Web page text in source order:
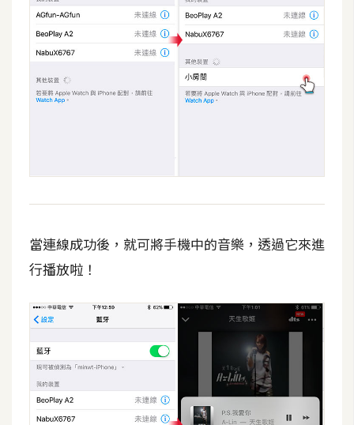
當連線成功後，就可將手機中的音樂，透過它來進
行播放啦！